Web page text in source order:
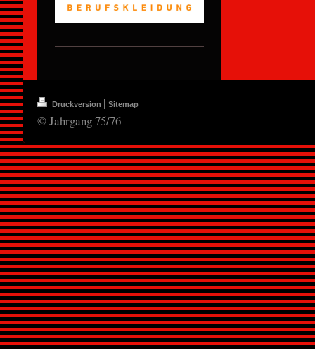
Druckversion | Sitemap
© Jahrgang 75/76